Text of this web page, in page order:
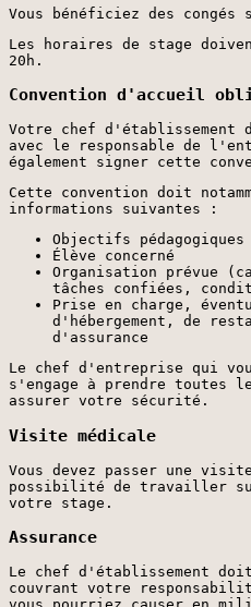
Vous bénéficiez des congés
Les horaires de stage
20h.
Convention d'accueil
Votre chef d'établissement
avec le responsable de
également signer cette
Cette convention doit
informations suivantes :
Objectifs pédagogiques
Élève concerné
Organisation prévue
tâches confiées,
Prise en charge,
d'hébergement, de
d'assurance
Le chef d'entreprise qui
s'engage à prendre toutes
assurer votre sécurité.
Visite médicale
Vous devez passer une
possibilité de travailler sur
votre stage.
Assurance
Le chef d'établissement
couvrant votre